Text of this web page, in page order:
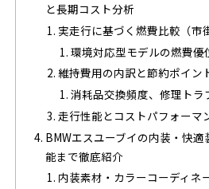
と長期コスト分析
実走行に基づく燃費比較（市
環境対応型モデルの燃費優
維持費用の内訳と節約ポイン
消耗品交換頻度、修理トラ
走行性能とコストパフォーマ
BMWエスユーブイの内装・快
能まで徹底紹介
内装素材・カラーコーディネ